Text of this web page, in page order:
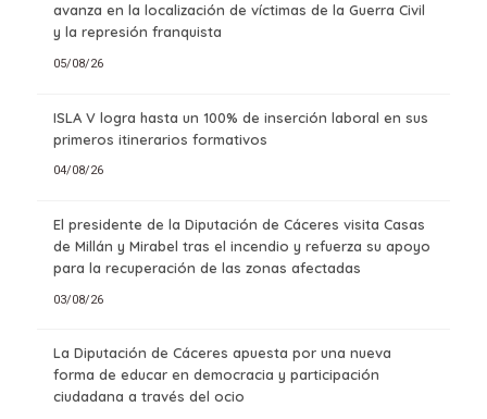
avanza en la localización de víctimas de la Guerra Civil
y la represión franquista
05/08/26
ISLA V logra hasta un 100% de inserción laboral en sus
primeros itinerarios formativos
04/08/26
El presidente de la Diputación de Cáceres visita Casas
de Millán y Mirabel tras el incendio y refuerza su apoyo
para la recuperación de las zonas afectadas
03/08/26
La Diputación de Cáceres apuesta por una nueva
forma de educar en democracia y participación
ciudadana a través del ocio